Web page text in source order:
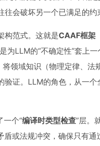
会破坏另一个已满足的约
构范式。这就是CAAF框架
LLM的“不确定性”套上
领域知识（物理定律、
验证。LLM的角色，从一个
一个“编译时类型检查”层。
或法规冲突，确保只有通